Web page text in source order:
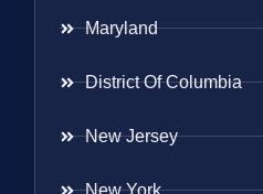
Maryland
District Of Columbia
New Jersey
New York